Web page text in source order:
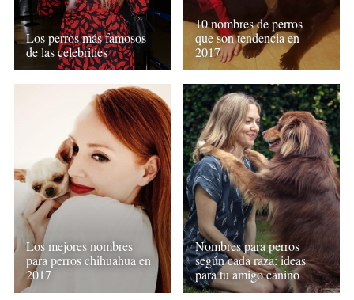
Los perros más famosos
de las celebrities
10 nombres de perros
que son tendencia en
2017
Los mejores nombres
para perros chihuahua en
2017
Nombres para perros
según cada raza: ideas
para tu amigo canino